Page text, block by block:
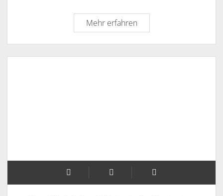
Mehr erfahrenBereit
für
die
Zukunft?